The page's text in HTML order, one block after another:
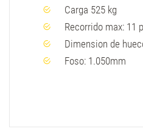
Carga 525 kg
Recorrido max: 11
Dimension de
Foso: 1.050mm